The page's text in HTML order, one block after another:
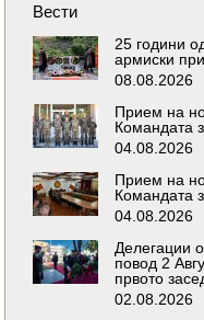
Вести
25 години
армиски
08.08.2026
Прием на
Командата
04.08.2026
Прием на
Командата
04.08.2026
Делегации
повод 2
првото
02.08.2026